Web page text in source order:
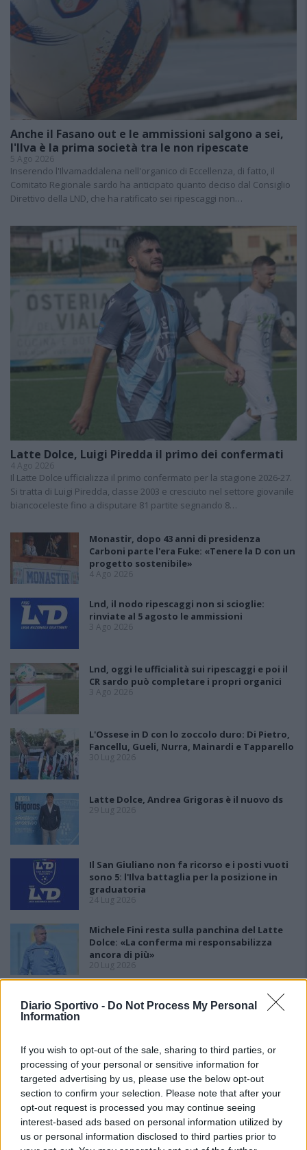
Diario Sportivo - Do Not Process My Personal
Information
If you wish to opt-out of the sale, sharing to third parties, or
processing of your personal or sensitive information for
targeted advertising by us, please use the below opt-out
section to confirm your selection. Please note that after your
opt-out request is processed you may continue seeing
interest-based ads based on personal information utilized by
us or personal information disclosed to third parties prior to
Anche il Fasano out e le ammissioni salgono a sei,
l'Ilva è la prima società tra le non ripescate
5 Ago 2026
Inserendo l'Ilvamaddalena nell'organico di Eccellenza, di fatto, il
Comitato Regionale sardo ha anticipato quanto deciso dal Consiglio
Direttivo della LND, che ha ratificato sei ripescaggi non…
Latte Dolce, Luigi Piredda il primo dei confermati
4 Ago 2026
Il Latte Dolce ufficializza il primo confermato per la stagione 2026-27.
Si tratta di Luigi Piredda, classe 2003 e cresciuto nel settore giovanile
biancoceleste fino a disputare 81 partite segnando 8…
Monastir, dopo 43 anni di presidenza
Carboni parte l'era Fuke: «Tenere la D con un
progetto sostenibile»
4 Ago 2026
Lnd, il nodo ripescaggi non si scioglie:
rinviate al 5 agosto le ammissioni
3 Ago 2026
Lnd, oggi le ufficialità sui ripescaggi e poi il
CR sardo può completare i propri organici
3 Ago 2026
L'Ossese in D con lo zoccolo duro: Di Pietro,
Fancellu, Gueli, Nurra, Mainardi e Tapparello
30 Lug 2026
Latte Dolce, Andrea Grigoras è il nuovo ds
29 Lug 2026
Il San Giuliano non fa ricorso e i posti vuoti
sono 5: l'Ilva battaglia per la posizione in
graduatoria
24 Lug 2026
Michele Fini resta sulla panchina del Latte
Dolce: «La conferma mi responsabilizza
ancora di più»
20 Lug 2026
Ossese, la prima volta in serie D è con mister
promozione Carlo Cotroneo